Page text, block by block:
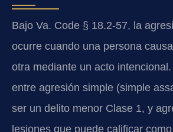
Bajo Va. Code § 18.2-57, la
ocurre cuando una persona
otra mediante un acto
entre agresión simple (simple
ser un delito menor Clase 1, y
lesiones que puede calificar